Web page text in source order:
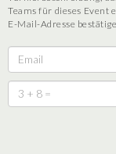
Teams für dieses
E-Mail-Adresse